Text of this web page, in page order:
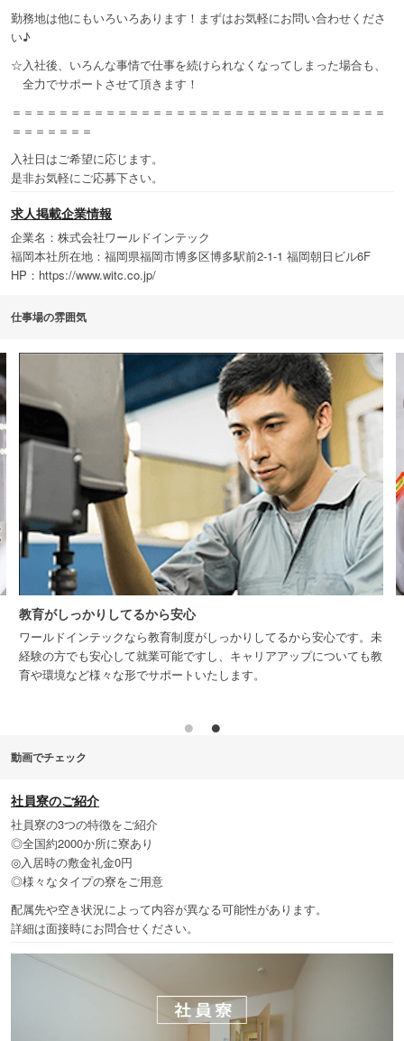
勤務地は他にもいろいろあります！まずはお気軽にお問い合わせくださ
い♪
☆入社後、いろんな事情で仕事を続けられなくなってしまった場合も、
全力でサポートさせて頂きます！
＝＝＝＝＝＝＝＝＝＝＝＝＝＝＝＝＝＝＝＝＝＝＝＝＝＝＝＝＝＝＝＝
＝＝＝＝＝＝＝
入社日はご希望に応じます。
是非お気軽にご応募下さい。
求人掲載企業情報
企業名：株式会社ワールドインテック
福岡本社所在地：福岡県福岡市博多区博多駅前2-1-1 福岡朝日ビル6F
HP：https://www.witc.co.jp/
仕事場の雰囲気
教育がしっかりしてるから安心
ワールドインテックなら教育制度がしっかりしてるから安心です。未
経験の方でも安心して就業可能ですし、キャリアアップについても教
育や環境など様々な形でサポートいたします。
動画でチェック
社員寮のご紹介
社員寮の3つの特徴をご紹介
◎全国約2000か所に寮あり
◎入居時の敷金礼金0円
◎様々なタイプの寮をご用意
配属先や空き状況によって内容が異なる可能性があります。
詳細は面接時にお問合せください。